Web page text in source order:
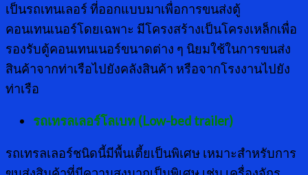
เป็นรถเทนเลอร์ ที่ออกแบบมาเพื่อการขนส่งตู้
คอนเทนเนอร์โดยเฉพาะ มีโครงสร้างเป็นโครงเหล็กเพื่อ
รองรับตู้คอนเทนเนอร์ขนาดต่าง ๆ นิยมใช้ในการขนส่ง
สินค้าจากท่าเรือไปยังคลังสินค้า หรือจากโรงงานไปยัง
ท่าเรือ
รถเทรลเลอร์โลเบท (Low-bed trailer)
รถเทรลเลอร์ชนิดนี้มีพื้นเตี้ยเป็นพิเศษ เหมาะสำหรับการ